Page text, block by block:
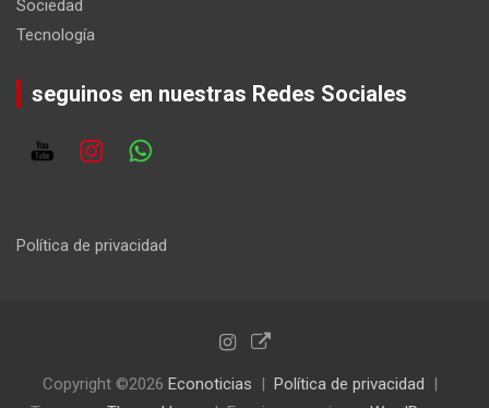
Sociedad
Tecnología
seguinos en nuestras Redes Sociales
Política de privacidad
Copyright ©2026 Econoticias
Política de privacidad